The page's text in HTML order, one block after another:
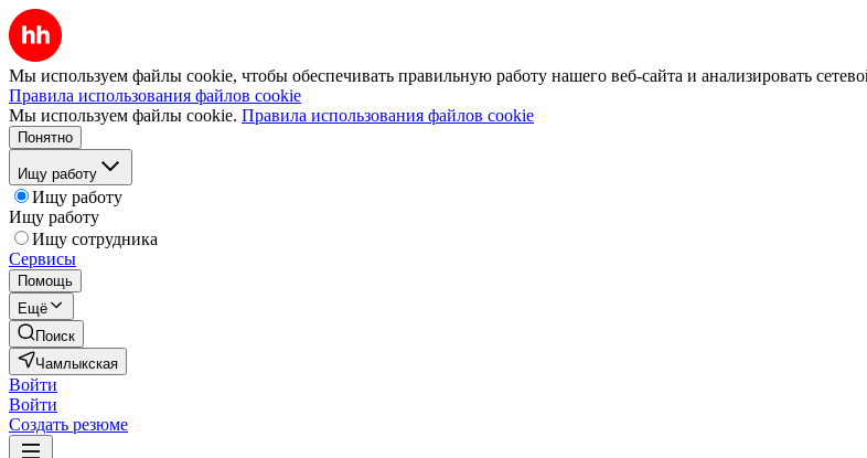
Мы используем файлы cookie, чтобы обеспечивать правильную работу нашего веб-сайта и анализировать
Правила использования файлов cookie
Мы используем файлы cookie. Правила использования файлов cookie
Понятно
Ищу работу
Ищу работу
Ищу работу
Ищу сотрудника
Сервисы
Помощь
Ещё
Поиск
Чамлыкская
Войти
Войти
Создать резюме